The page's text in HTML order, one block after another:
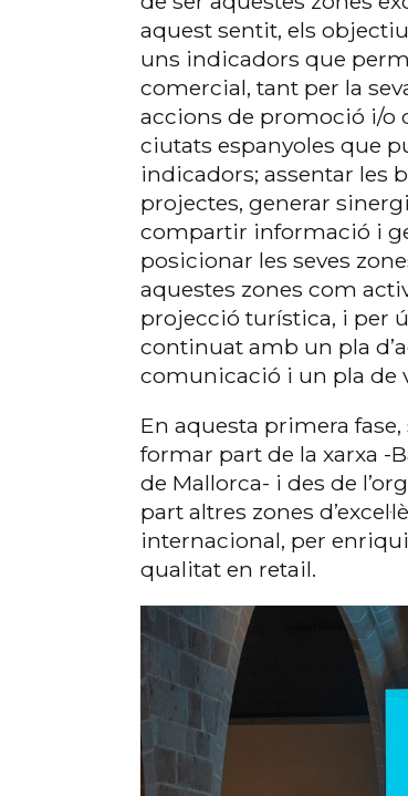
aquest sentit, els
uns indicadors que
comercial, tant per la
accions de promoció i/o
ciutats espanyoles que
indicadors; assentar les
projectes, generar
compartir informació i
posicionar les seves
aquestes zones com
projecció turística, i per
continuat amb un pla
comunicació i un pla de
En aquesta primera
formar part de la xarxa -
de Mallorca- i des de
part altres zones
internacional, per
qualitat en retail.